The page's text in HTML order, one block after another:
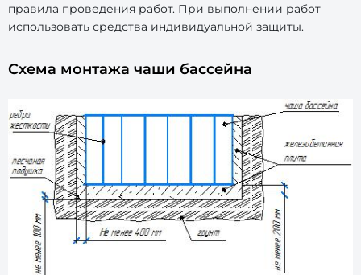
правила проведения работ. При выполнении работ
использовать средства индивидуальной защиты.
Схема монтажа чаши бассейна